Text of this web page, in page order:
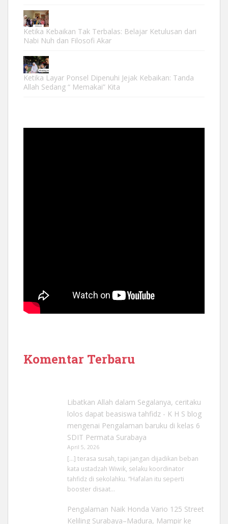
Ketika Kebaikan Tak Terbalas: Belajar Ketulusan dari
Nabi Nuh dan Filosofi Akar
Ketika Layar Ponsel Dipenuhi Jejak Kebaikan: Tanda
Allah Sedang “ Memakai” Kita
Komentar Terbaru
Libatkan Allah dalam Segalanya, ceritaku
lolos dapat beasiswa tahfidz - K H S blog
mengenai Pengalaman baruku di kelas 6
SDIT Permata Surabaya
April 5, 2026
[…] terasa susah, tapi jangan dijadikan beban
kata ustadzah Wiwik, selaku koordinator
tahfidz di sekolahku. “Hafalan itu seperti
booster disaat…
Pengalaman Naik Honda Vario 125 Street
Keliling Surabaya–Madura, Mampir ke